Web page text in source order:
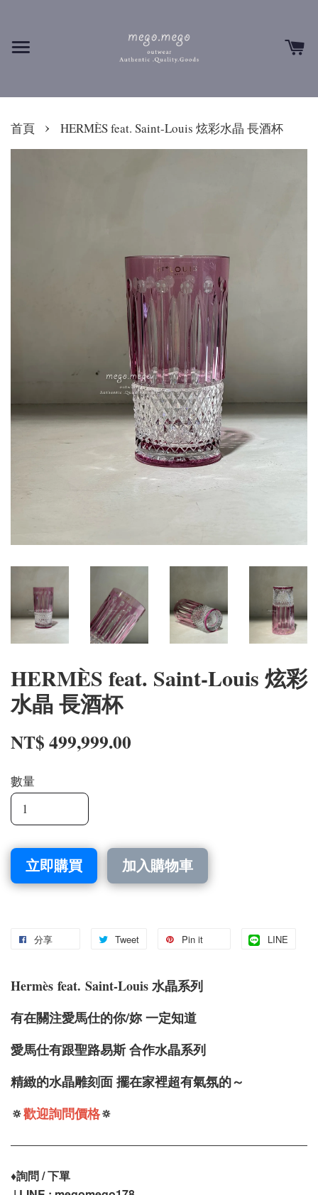
首頁 › HERMÈS feat. Saint-Louis 炫彩水晶 長酒杯
HERMÈS feat. Saint-Louis 炫彩
水晶 長酒杯
NT$ 499,999.00
數量
立即購買 加入購物車
分享 Tweet Pin it LINE
Hermès feat. Saint-Louis 水晶系列
有在關注愛馬仕的你/妳 一定知道
愛馬仕有跟聖路易斯 合作水晶系列
精緻的水晶雕刻面 擺在家裡超有氣氛的～
🔅歡迎詢問價格🔅
♦️詢問 / 下單